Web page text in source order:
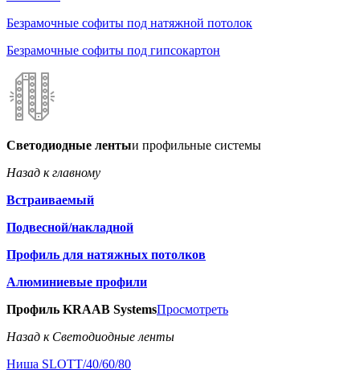
Безрамочные софиты под натяжной потолок
Безрамочные софиты под гипсокартон
Светодиодные лентыи профильные системы
Назад к главному
Встраиваемый
Подвесной/накладной
Профиль для натяжных потолков
Алюминиевые профили
Профиль KRAAB SystemsПросмотреть
Назад к Светодиодные ленты
Ниша SLOTT/40/60/80